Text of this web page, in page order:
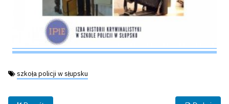
Tagi:
szkoła policji w słupsku